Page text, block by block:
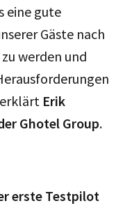
eine gute
Gäste nach
werden und
Erik
Ghotel Group.
erste Testpilot